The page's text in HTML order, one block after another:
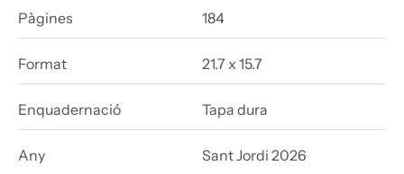
Pàgines 184
Format 21.7 x 15.7
Enquadernació Tapa dura
Any Sant Jordi 2026